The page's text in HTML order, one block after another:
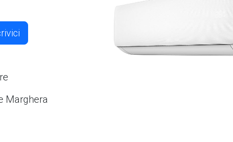
Marghera